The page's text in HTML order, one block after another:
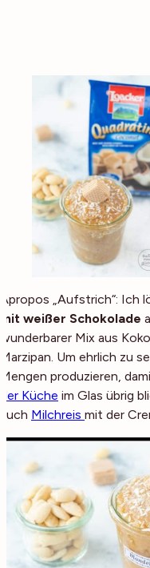
Apropos „Aufstrich“: Ich
mit weißer Schokolade
wunderbarer Mix aus
Marzipan. Um ehrlich zu
Mengen produzieren,
der Küche im Glas übrig
auch Milchreis mit der